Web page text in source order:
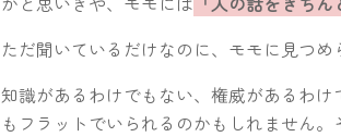
ただ聞いているだけなのに、モモに見つ
知識があるわけでもない、権威があるわ
もフラットでいられるのかもしれません